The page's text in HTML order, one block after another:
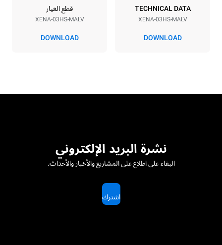
Voltage
230V 1N~
Electric power
3 kW
TECHNICAL DATA
XENA-03HS-MALV
DOWNLOAD
قطع الغيار
XENA-03HS-MALV
DOWNLOAD
نشرة البريد الإلكتروني
البقاء على اطلاع على المشاريع والأخبار والأحداث.
اشترك